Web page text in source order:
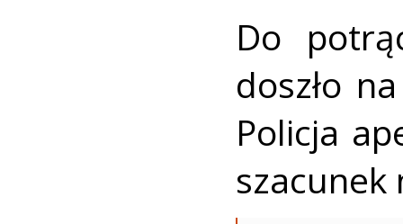
Do
doszło
Policja
szacunek